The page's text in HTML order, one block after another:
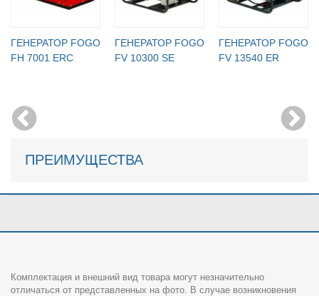
ГЕНЕРАТОР FOGO
FH 7001 ERC
ГЕНЕРАТОР FOGO
FV 10300 SE
ГЕНЕРАТОР FOGO
FV 13540 ER
ПРЕИМУЩЕСТВА
Комплектация и внешний вид товара могут незначительно
отличаться от представленных на фото. В случае возникновения